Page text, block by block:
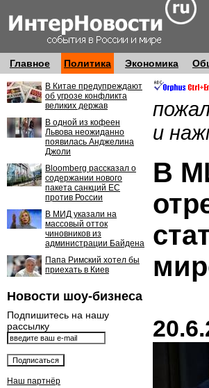
Главное Политика Экономика
В Китае предупреждают
об угрозе конфликта
великих держав
В одной из кофеен
Львова неожиданно
появилась Анджелина
Джоли
Bloomberg рассказал о
содержании нового
пакета санкций ЕС
против России
В МИД указали на
массовый отток
чиновников из
администрации Байдена
Папа Римский хотел бы
приехать в Киев
Новости шоу-бизнеса
Подпишитесь на нашу
рассылку
Наш партнёр
и
В